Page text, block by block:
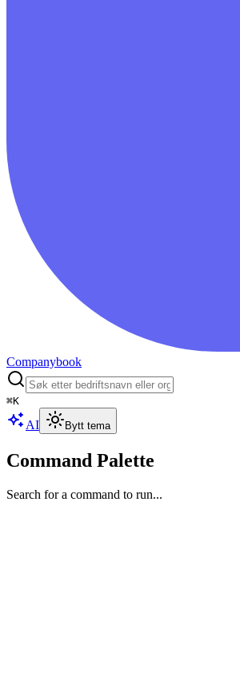
Companybook
⌘K
AI Bytt tema
Command Palette
Search for a command to run...